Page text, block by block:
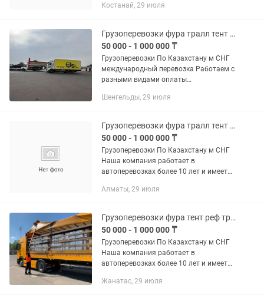
Костанай, 29 июля
Грузоперевозки фура тралл тент рефрежиратор шаланда длинномер газель камаз
50 000 - 1 000 000 ₸
Грузоперевозки По Казахстану м СНГ
международный перевозка Работаем с
разными видами оплаты
без НДС Пост-оплата...
Шенгельды, 29 июля
Грузоперевозки фура тралл тент рефрижератор длинномер шаландра
50 000 - 1 000 000 ₸
Грузоперевозки По Казахстану м СНГ
Наша компания работает в
автоперевозках более 10 лет и имеет
Предоставляем все виды документов.
Алматы, 29 июля
Грузоперевозки фура тент реф тралл длинномер шаландра камаз газель
50 000 - 1 000 000 ₸
Грузоперевозки По Казахстану м СНГ
Наша компания работает в
автоперевозках более 10 лет и имеет
Предоставляем все виды документов.
Жанатас, 29 июля